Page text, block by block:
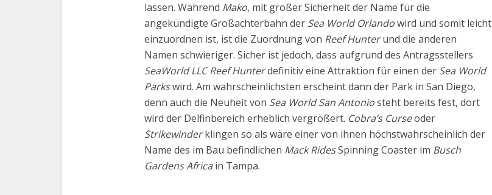
lassen. Während Mako, mit großer Sicherheit der Name für die
angekündigte Großachterbahn der Sea World Orlandowird und somit leicht
einzuordnen ist, ist die Zuordnung von Reef Hunterund die anderen
Namen schwieriger. Sicher ist jedoch, dass aufgrund des Antragsstellers
SeaWorld LLC Reef Hunterdefinitiv eine Attraktion für einen der Sea World
Parkswird. Am wahrscheinlichsten erscheint dann der Park in San Diego,
denn auch die Neuheit von Sea World San Antoniosteht bereits fest, dort
wird der Delfinbereich erheblich vergrößert. Cobra’s Curseoder
Strikewinderklingen so als wäre einer von ihnen höchstwahrscheinlich der
Name des im Bau befindlichen Mack RidesSpinning Coaster im Busch
Gardens Africa in Tampa.